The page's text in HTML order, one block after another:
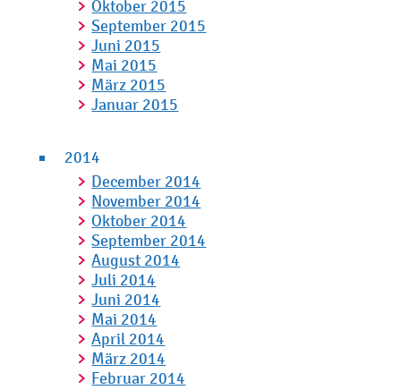
Oktober 2015
September 2015
Juni 2015
Mai 2015
März 2015
Januar 2015
2014
December 2014
November 2014
Oktober 2014
September 2014
August 2014
Juli 2014
Juni 2014
Mai 2014
April 2014
März 2014
Februar 2014